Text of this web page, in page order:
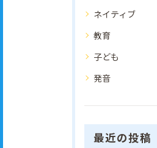
ネイティブ
教育
子ども
発音
最近の投稿